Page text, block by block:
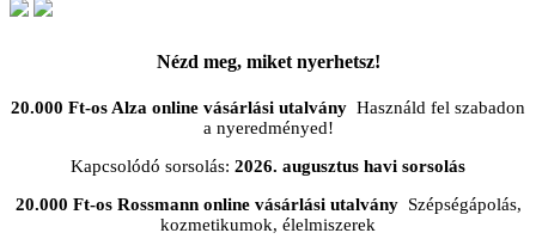
Nézd meg, miket nyerhetsz!
20.000 Ft-os Alza online vásárlási utalvány Használd fel szabadon
a nyeredményed!
Kapcsolódó sorsolás: 2026. augusztus havi sorsolás
20.000 Ft-os Rossmann online vásárlási utalványSzépségápolás,
kozmetikumok, élelmiszerek